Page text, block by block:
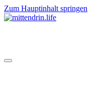
Zum Hauptinhalt springen